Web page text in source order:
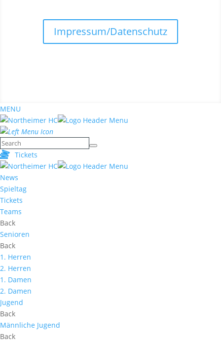
Impressum/Datenschutz
MENU
Tickets
News
Spieltag
Tickets
Teams
Back
Senioren
Back
1. Herren
2. Herren
1. Damen
2. Damen
Jugend
Back
Männliche Jugend
Back